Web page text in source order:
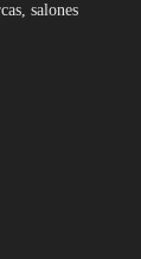
salones